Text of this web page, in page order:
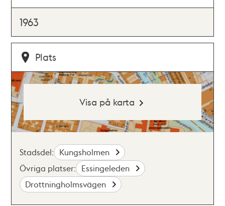
1963
Plats
Visa på karta
Stadsdel: Kungsholmen
Övriga platser: Essingeleden
Drottningholmsvägen